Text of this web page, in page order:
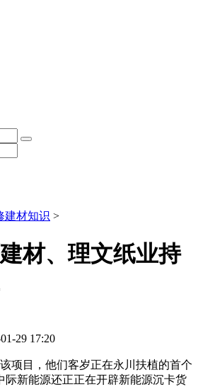
建材知识 >
材、理文纸业持
29 17:20
目，他们客岁正在永川扶植的首个
际新能源还正正在开辟新能源沉卡货